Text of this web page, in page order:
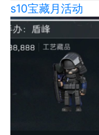
s10宝藏月活动